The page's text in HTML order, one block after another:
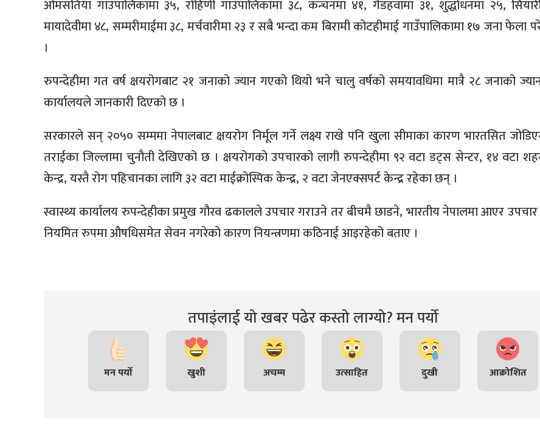
ओमसतिया गाउँपालिकामा ३५, रोहिणी गाउँपालिकामा ३८, कन्चनमा ४१, गैडहवामा ३१, शुद्धोधनमा २५,
मायादेवीमा ४८, सम्मरीमाईमा ३८, मर्चवारीमा २३ र सबै भन्दा कम बिरामी कोटहीमाई गाउँपालिकामा १७ जना फेला
।
रुपन्देहीमा गत वर्ष क्षयरोगबाट २१ जनाको ज्यान गएको थियो भने चालु वर्षको समयावधिमा मात्रै २८ जनाको
कार्यालयले जानकारी दिएको छ ।
सरकारले सन् २०५० सम्ममा नेपालबाट क्षयरोग निर्मूल गर्ने लक्ष्य राखे पनि खुला सीमाका कारण भारतसित
तराईका जिल्लामा चुनौती देखिएको छ । क्षयरोगको उपचारको लागी रुपन्देहीमा ९२ वटा डट्स सेन्टर, १४ वटा
केन्द्र, यस्तै रोग पहिचानका लागि ३२ वटा माईक्रोस्पिक केन्द्र, २ वटा जेनएक्सपर्ट केन्द्र रहेका छन् ।
स्वास्थ्य कार्यालय रुपन्देहीका प्रमुख गौरव ढकालले उपचार गराउने तर बीचमै छाडने, भारतीय नेपालमा आएर
नियमित रुपमा औषधिसमेत सेवन नगरेको कारण नियन्त्रणमा कठिनाई आइरहेको बताए ।
तपाइंलाई यो खबर पढेर कस्तो लाग्यो? मन पर्यो
मन पर्यो खुशी अचम्म उत्साहित दुखी आक्रोशित